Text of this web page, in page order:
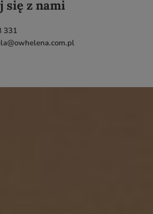
się z nami
331